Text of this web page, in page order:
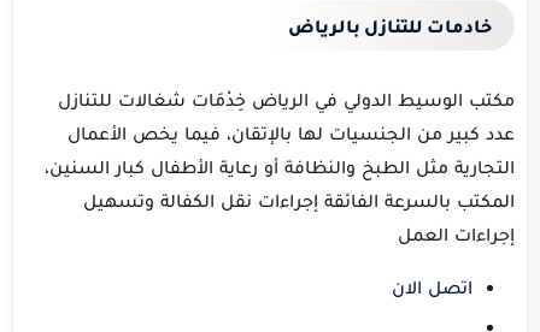
خادمات للتنازل بالرياض
مكتب الوسيط الدولي في الرياض خِدْمَات شغالات للتنازل
عدد كبير من الجنسيات لها بالإتقان، فيما يخص الأعمال
التجارية مثل الطبخ والنظافة أو رعاية الأطفال كبار السنين،
المكتب بالسرعة الفائقة إجراءات نقل الكفالة وتسهيل
إجراءات العمل
اتصل الان